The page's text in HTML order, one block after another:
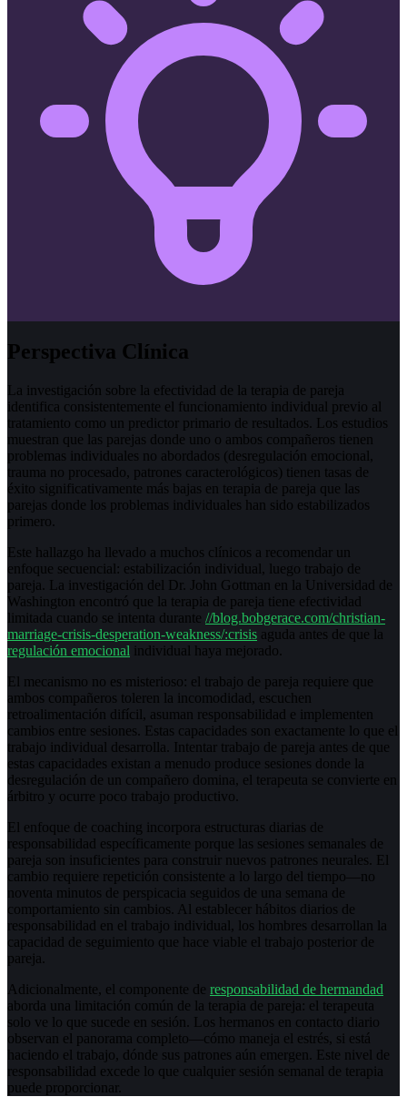
Perspectiva Clínica
La investigación sobre la efectividad de la terapia de pareja
identifica consistentemente el funcionamiento individual previo al
tratamiento como un predictor primario de resultados. Los estudios
muestran que las parejas donde uno o ambos compañeros tienen
problemas individuales no abordados (desregulación emocional,
trauma no procesado, patrones caracterológicos) tienen tasas de
éxito significativamente más bajas en terapia de pareja que las
parejas donde los problemas individuales han sido estabilizados
primero.
Este hallazgo ha llevado a muchos clínicos a recomendar un
enfoque secuencial: estabilización individual, luego trabajo de
pareja. La investigación del Dr. John Gottman en la Universidad de
Washington encontró que la terapia de pareja tiene efectividad
limitada cuando se intenta durante //blog.bobgerace.com/christian-
marriage-crisis-desperation-weakness/:crisis aguda antes de que la
regulación emocional individual haya mejorado.
El mecanismo no es misterioso: el trabajo de pareja requiere que
ambos compañeros toleren la incomodidad, escuchen
retroalimentación difícil, asuman responsabilidad e implementen
cambios entre sesiones. Estas capacidades son exactamente lo que el
trabajo individual desarrolla. Intentar trabajo de pareja antes de que
estas capacidades existan a menudo produce sesiones donde la
desregulación de un compañero domina, el terapeuta se convierte en
árbitro y ocurre poco trabajo productivo.
El enfoque de coaching incorpora estructuras diarias de
responsabilidad específicamente porque las sesiones semanales de
pareja son insuficientes para construir nuevos patrones neurales. El
cambio requiere repetición consistente a lo largo del tiempo—no
noventa minutos de perspicacia seguidos de una semana de
comportamiento sin cambios. Al establecer hábitos diarios de
responsabilidad en el trabajo individual, los hombres desarrollan la
capacidad de seguimiento que hace viable el trabajo posterior de
pareja.
Adicionalmente, el componente de responsabilidad de hermandad
aborda una limitación común de la terapia de pareja: el terapeuta
solo ve lo que sucede en sesión. Los hermanos en contacto diario
observan el panorama completo—cómo maneja el estrés, si está
haciendo el trabajo, dónde sus patrones aún emergen. Este nivel de
responsabilidad excede lo que cualquier sesión semanal de terapia
puede proporcionar.